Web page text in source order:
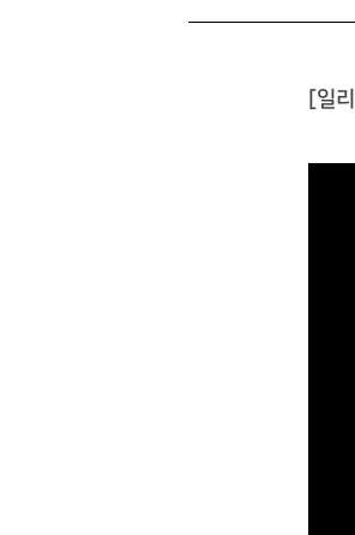
일리